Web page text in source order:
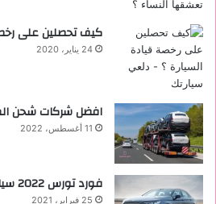
كيف تحصلين على
24 يناير، 2020
افضل شركات شحن
11 أغسطس، 2022
فورد تورس 2022 ‏سيارة الأحلام
25 فبراير، 2021